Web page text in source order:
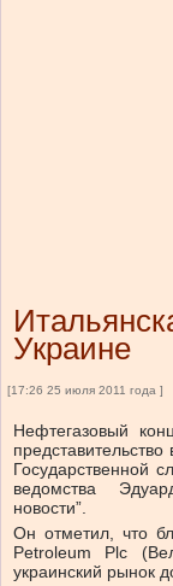
Украине
[17:26 25 июля 2011 года ]
Нефтегазовый
Государственной
ведомства
новости”.
Он отметил, что
Petroleum Plc
украинский рынок